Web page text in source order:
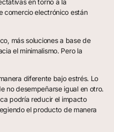
en torno a la
comercio electrónico están
más soluciones a base de
el minimalismo. Pero la
diferente bajo estrés. Lo
no desempeñarse igual en otro.
podría reducir el impacto
el producto de manera